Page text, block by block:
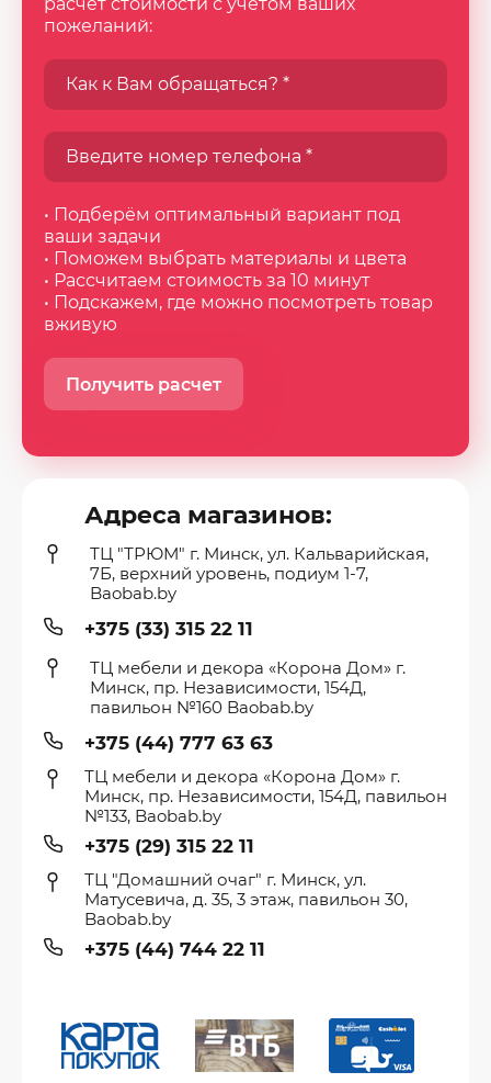
Адреса магазинов:
ТЦ "ТРЮМ" г. Минск, ул. Кальварийская,
7Б, верхний уровень, подиум 1-7,
Baobab.by
+375 (33) 315 22 11
ТЦ мебели и декора «Корона Дом» г.
Минск, пр. Независимости, 154Д,
павильон №160 Baobab.by
+375 (44) 777 63 63
ТЦ мебели и декора «Корона Дом» г.
Минск, пр. Независимости, 154Д, павильон
№133, Baobab.by
+375 (29) 315 22 11
ТЦ "Домашний очаг" г. Минск, ул.
Матусевича, д. 35, 3 этаж, павильон 30,
Baobab.by
+375 (44) 744 22 11
пожеланий:
• Подберём оптимальный вариант под
ваши задачи
• Поможем выбрать материалы и цвета
• Рассчитаем стоимость за 10 минут
• Подскажем, где можно посмотреть товар
вживую
Получить расчет